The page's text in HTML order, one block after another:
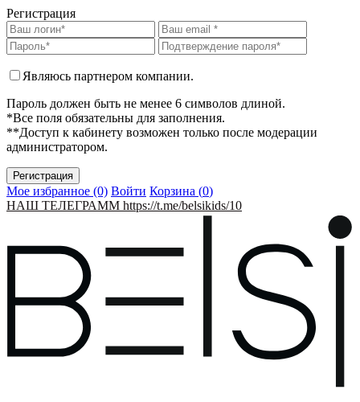
Регистрация
Являюсь партнером компании.
Пароль должен быть не менее 6 символов длиной.
*Все поля обязательны для заполнения.
**Доступ к кабинету возможен только после модерации
администратором.
Мое избранное (0) Войти Корзина (0)
НАШ ТЕЛЕГРАММ https://t.me/belsikids/10